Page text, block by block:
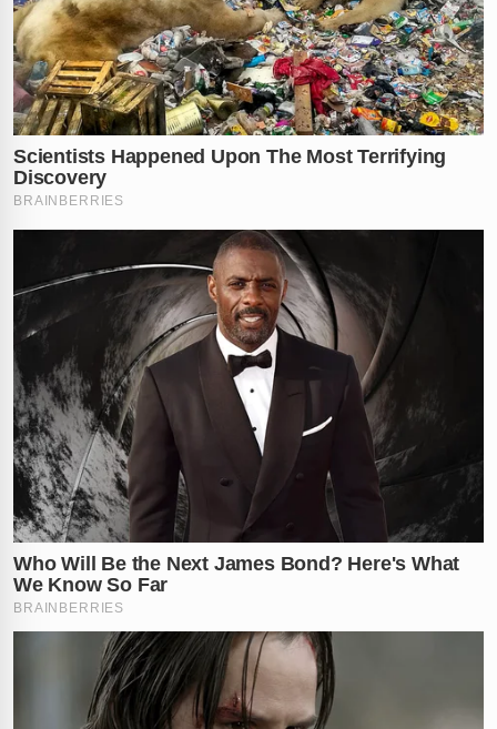
em Meio à Violência
O crime que levou à prisão dos suspeitos ocorreu em
outubro deste ano, no bairro Campeche, localizado na
zona sul de Florianópolis (SC). A cena do assassinato
foi particularmente devastadora: 'Xuruca' foi atingido
por múltiplos disparos de arma de fogo no momento
em que segurava sua filha, uma bebê de apenas 1 ano
e 8 meses de idade.
A violência da ação resultou não apenas na morte do
líder criminoso, mas também feriu gravemente a
pequena criança, que precisou ser internada em uma
unidade hospitalar infantil para receber atendimento
médico urgente. A brutalidade do ataque, que não
poupou sequer a vida de uma inocente, intensificou a
comoção e a urgência na resolução do caso.
Testemunhas relataram que o atirador fugiu
rapidamente após os disparos em um veículo que,
posteriormente, foi localizado e apreendido para
perícia. A execução foi inclusive capturada por
câmeras de vigilância.